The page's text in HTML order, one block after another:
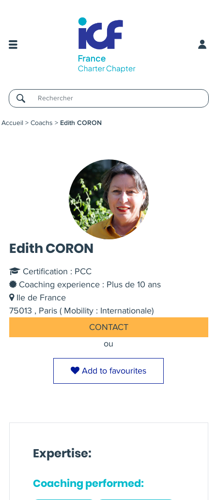
Username
Accueil > Coachs > Edith CORON
Edith CORON
Certification : PCC
Coaching experience : Plus de 10 ans
Ile de France
75013 , Paris ( Mobility : Internationale)
CONTACT
ou
Add to favourites
Expertise:
Coaching performed: